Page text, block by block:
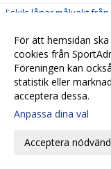
Eskils lånar målvakt från
Anmälningarna
Årsplanering
Vi behöver din hjälp
Eskilsminne IF och
Finalförlust mot Hittarp
Fyra Eskilslag i
För att hemsidan
cookies från
Föreningen kan
statistik eller
acceptera dessa.
Anpassa dina val
Acceptera